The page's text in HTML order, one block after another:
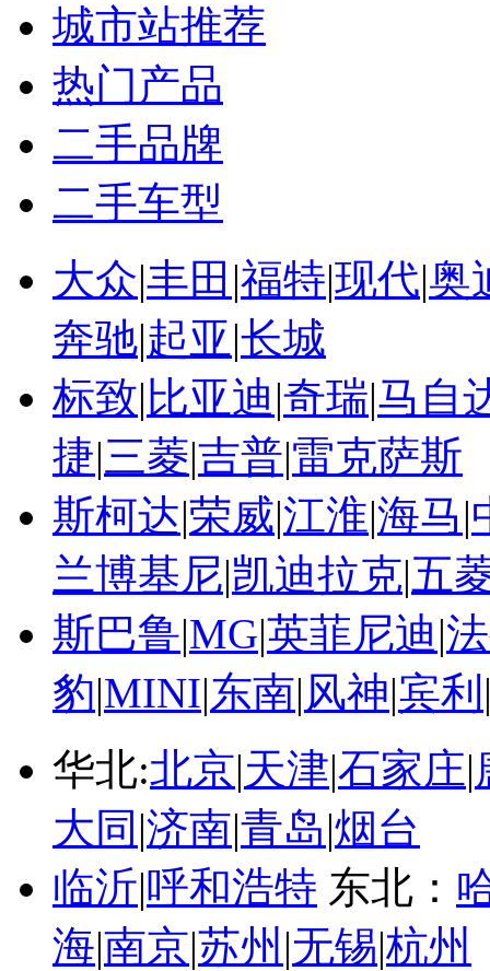
城市站推荐
热门产品
二手品牌
二手车型
大众|丰田 |福特|现代|奥
奔驰|起亚|长城
标致| 比亚迪|奇瑞|马自
捷|三菱|吉普|雷克萨斯
斯柯达|荣威|江淮|海马|
兰博基尼|凯迪拉克|五
斯巴鲁|MG|英菲尼迪|
豹|MINI|东南|风神|宾利
华北:北京|天津|石家庄|
大同 |济南|青岛|烟台
临沂|呼和浩特 东北：
海|南京|苏州 |无锡|杭州